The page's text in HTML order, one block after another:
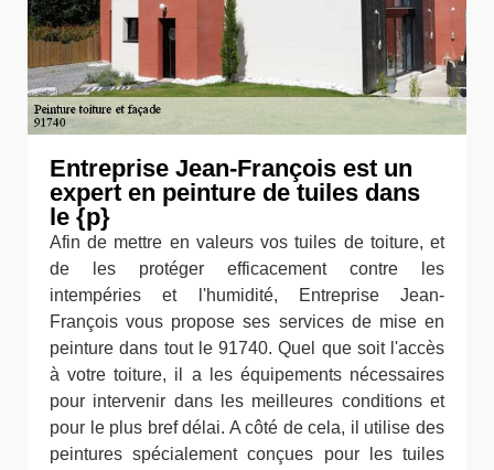
Entreprise Jean-François est un
expert en peinture de tuiles dans
le {p}
Afin de mettre en valeurs vos tuiles de toiture, et
de les protéger efficacement contre les
intempéries et l'humidité, Entreprise Jean-
François vous propose ses services de mise en
peinture dans tout le 91740. Quel que soit l'accès
à votre toiture, il a les équipements nécessaires
pour intervenir dans les meilleures conditions et
pour le plus bref délai. A côté de cela, il utilise des
peintures spécialement conçues pour les tuiles